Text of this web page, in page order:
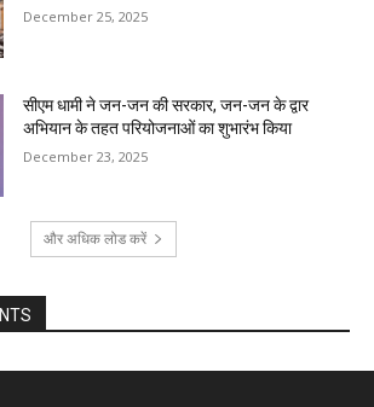
December 25, 2025
सीएम धामी ने जन-जन की सरकार, जन-जन के द्वार
अभियान के तहत परियोजनाओं का शुभारंभ किया
December 23, 2025
और अधिक लोड करें